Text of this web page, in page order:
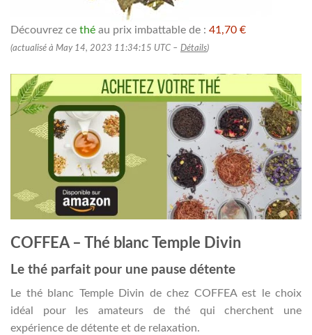
Découvrez ce thé au prix imbattable de : 41,70 €
(actualisé à May 14, 2023 11:34:15 UTC – Détails)
COFFEA – Thé blanc Temple Divin
Le thé parfait pour une pause détente
Le thé blanc Temple Divin de chez COFFEA est le choix
idéal pour les amateurs de thé qui cherchent une
expérience de détente et de relaxation.